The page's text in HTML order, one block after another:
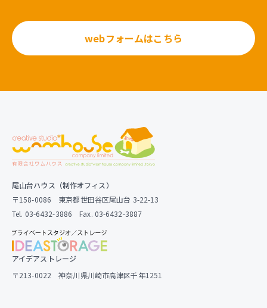
webフォームはこちら
尾山台ハウス（制作オフィス）
〒158-0086 東京都世田谷区尾山台 3-22-13
Tel. 03-6432-3886 Fax. 03-6432-3887
アイデアストレージ
〒213-0022 神奈川県川崎市高津区千年1251